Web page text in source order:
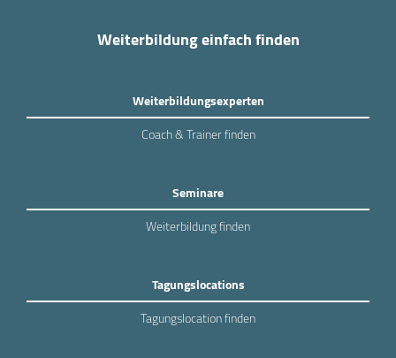
Weiterbildung einfach finden
Weiterbildungsexperten
Coach & Trainer finden
Seminare
Weiterbildung finden
Tagungslocations
Tagungslocation finden